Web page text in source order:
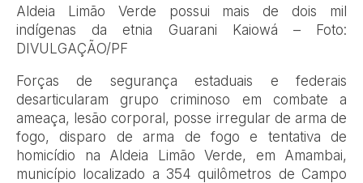
Aldeia Limão Verde possui mais de dois mil
indígenas da etnia Guarani Kaiowá – Foto:
DIVULGAÇÃO/PF
Forças de segurança estaduais e federais
desarticularam grupo criminoso em combate a
ameaça, lesão corporal, posse irregular de arma de
fogo, disparo de arma de fogo e tentativa de
homicídio na Aldeia Limão Verde, em Amambai,
município localizado a 354 quilômetros de Campo